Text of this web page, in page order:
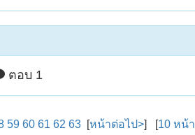
ตอบ 1
59 60 61 62 63 [หน้าต่อไป>] [10 หน้า